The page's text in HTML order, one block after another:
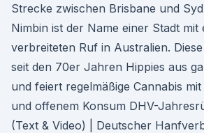
Strecke zwischen Brisbane und
Nimbin ist der Name einer Stadt mit
verbreiteten Ruf in Australien.
seit den 70er Jahren Hippies aus
und feiert regelmäßige Cannabis
und offenem Konsum DHV-
(Text & Video) | Deutscher